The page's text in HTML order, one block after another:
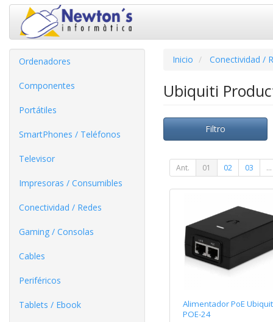
Ordenadores
Componentes
Portátiles
SmartPhones / Teléfonos
Televisor
Impresoras / Consumibles
Conectividad / Redes
Gaming / Consolas
Cables
Periféricos
Tablets / Ebook
Inicio Conectividad /
Ubiquiti
Filtro
Ant. 01 02 03 ...
Alimentador PoE
POE-24